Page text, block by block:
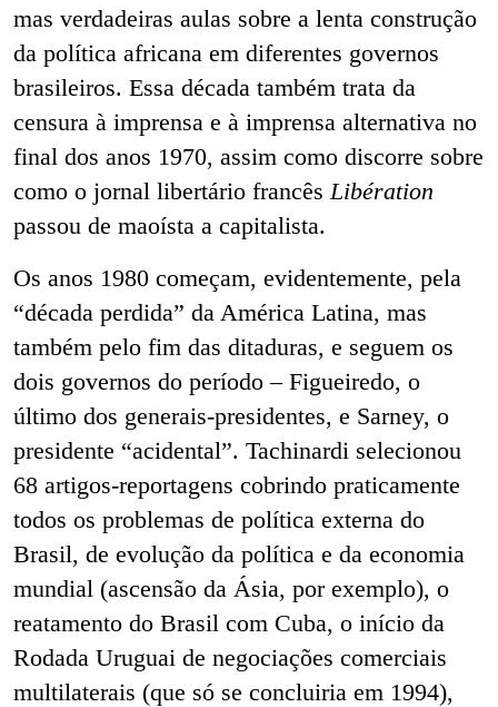
mas verdadeiras aulas sobre a lenta construção
da política africana em diferentes governos
brasileiros. Essa década também trata da
censura à imprensa e à imprensa alternativa no
final dos anos 1970, assim como discorre sobre
como o jornal libertário francêsLibération
passou de maoísta a capitalista.
Os anos 1980 começam, evidentemente, pela
“década perdida” da América Latina, mas
também pelo fim das ditaduras, e seguem os
dois governos do período – Figueiredo, o
último dos generais-presidentes, e Sarney, o
presidente “acidental”. Tachinardi selecionou
68 artigos-reportagens cobrindo praticamente
todos os problemas de política externa do
Brasil, de evolução da política e da economia
mundial (ascensão da Ásia, por exemplo), o
reatamento do Brasil com Cuba, o início da
Rodada Uruguai de negociações comerciais
multilaterais (que só se concluiria em 1994),